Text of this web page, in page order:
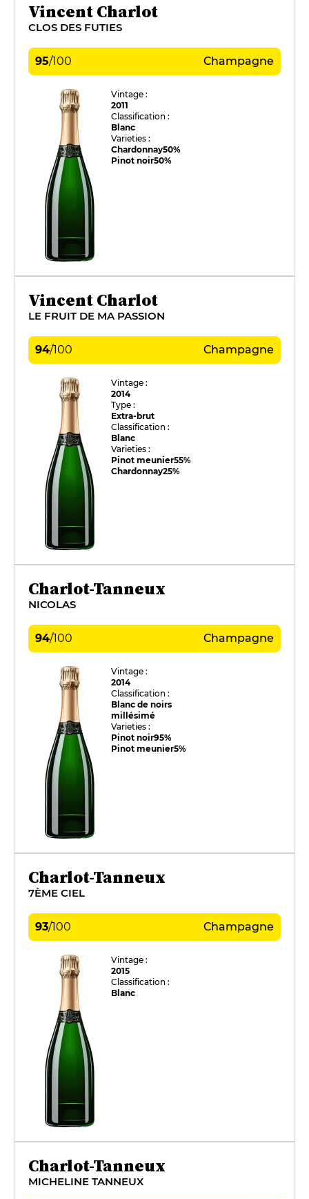
Vincent Charlot
CLOS DES FUTIES
95/100 Champagne
Vintage :
2011
Classification :
Blanc
Varieties :
Chardonnay50%
Pinot noir50%
Vincent Charlot
LE FRUIT DE MA PASSION
94/100 Champagne
Vintage :
2014
Type :
Extra-brut
Classification :
Blanc
Varieties :
Pinot meunier55%
Chardonnay25%
Charlot-Tanneux
NICOLAS
94/100 Champagne
Vintage :
2014
Classification :
Blanc de noirs
millésimé
Varieties :
Pinot noir95%
Pinot meunier5%
Charlot-Tanneux
7ÈME CIEL
93/100 Champagne
Vintage :
2015
Classification :
Blanc
Charlot-Tanneux
MICHELINE TANNEUX